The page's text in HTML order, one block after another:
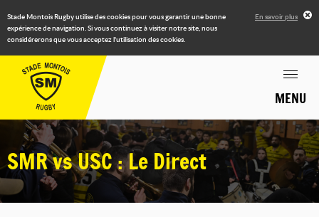
Stade Montois Rugby utilise des cookies pour vous garantir une bonne
expérience de navigation. Si vous continuez à visiter notre site, nous
considérerons que vous acceptez l'utilisation des cookies.
En savoir plus
MENU
SMR vs USC : Le Direct